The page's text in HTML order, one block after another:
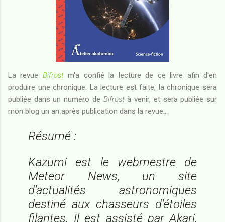
La revue Bifrostm'a confié la lecture de ce livre afin d'en
produire une chronique. La lecture est faite, la chronique sera
publiée dans un numéro de Bifrostà venir, et sera publiée sur
mon blog un an après publication dans la revue...
Résumé :
Kazumi est le webmestre de
Meteor News, un site
d'actualités astronomiques
destiné aux chasseurs d'étoiles
filantes. Il est assisté par Akari,